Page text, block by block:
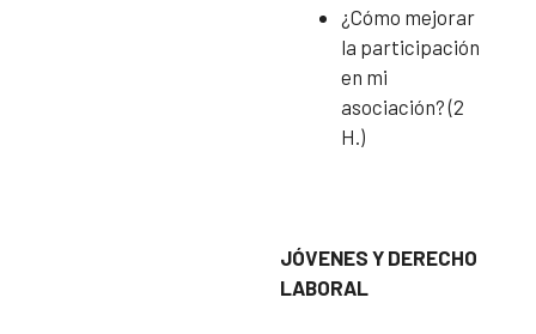
¿Cómo mejorar
la participación
en mi
asociación? (2
H.)
JÓVENES Y DERECHO
LABORAL